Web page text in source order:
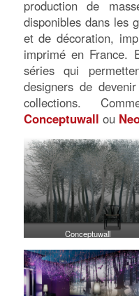
production de
disponibles dans les
et de décoration,
imprimé en France.
séries qui
designers de
collections.
Conceptuwall ou
Conceptuwall